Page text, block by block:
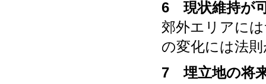
6 現状維持が
郊外エリアに
の変化には法
7 埋立地の将